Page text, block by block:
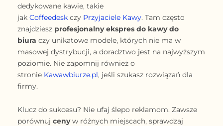
dedykowane kawie, takie
jak Coffeedesk czy Przyjaciele Kawy. Tam często
znajdziesz profesjonalny ekspres do kawy do
biura czy unikatowe modele, których nie ma w
masowej dystrybucji, a doradztwo jest na najwyższym
poziomie. Nie zapomnij również o
stronie Kawawbiurze.pl, jeśli szukasz rozwiązań dla
firmy.
Klucz do sukcesu? Nie ufaj ślepo reklamom. Zawsze
porównuj cenyw różnych miejscach, sprawdzaj